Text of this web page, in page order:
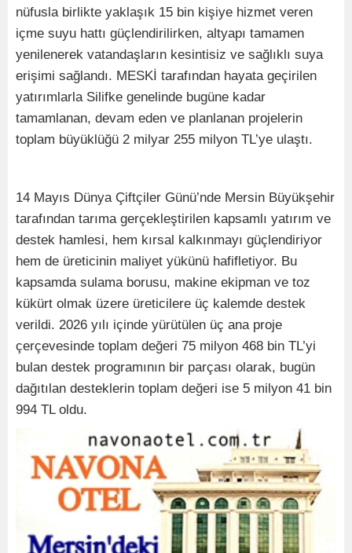
nüfusla birlikte yaklaşık 15 bin kişiye hizmet veren
içme suyu hattı güçlendirilirken, altyapı tamamen
yenilenerek vatandaşların kesintisiz ve sağlıklı suya
erişimi sağlandı. MESKİ tarafından hayata geçirilen
yatırımlarla Silifke genelinde bugüne kadar
tamamlanan, devam eden ve planlanan projelerin
toplam büyüklüğü 2 milyar 255 milyon TL’ye ulaştı.
14 Mayıs Dünya Çiftçiler Günü’nde Mersin Büyükşehir
tarafından tarıma gerçekleştirilen kapsamlı yatırım ve
destek hamlesi, hem kırsal kalkınmayı güçlendiriyor
hem de üreticinin maliyet yükünü hafifletiyor. Bu
kapsamda sulama borusu, makine ekipman ve toz
kükürt olmak üzere üreticilere üç kalemde destek
verildi. 2026 yılı içinde yürütülen üç ana proje
çerçevesinde toplam değeri 75 milyon 468 bin TL’yi
bulan destek programının bir parçası olarak, bugün
dağıtılan desteklerin toplam değeri ise 5 milyon 41 bin
994 TL oldu.